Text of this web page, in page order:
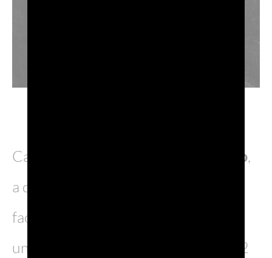
Casanova nacque in Calle Malipiero,
a due passi da Palazzo Grassi: sulla
facciata di uno dei palazzi troverete
una targa che ne ricorda l’evento, il 2